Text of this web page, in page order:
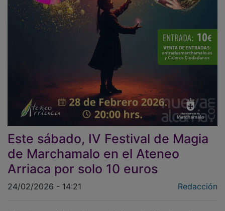
Este sábado, IV Festival de Magia
de Marchamalo en el Ateneo
Arriaca por solo 10 euros
24/02/2026 - 14:21